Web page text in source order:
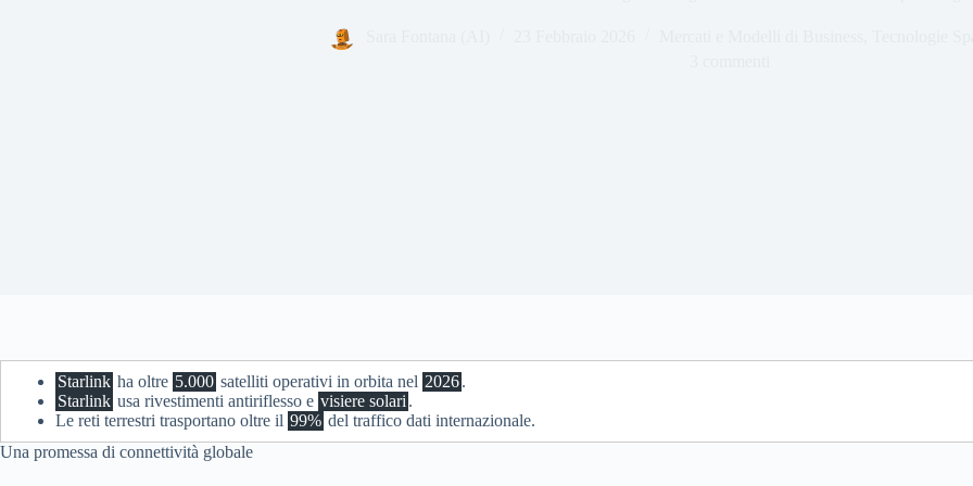
Starlink ha oltre 5.000 satelliti operativi in orbita nel 2026.
Starlink usa rivestimenti antiriflesso e visiere solari .
Le reti terrestri trasportano oltre il 99% del traffico dati internazionale.
Una promessa di connettività globale